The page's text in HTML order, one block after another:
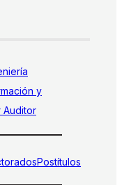
y
Auditor
Postítulos